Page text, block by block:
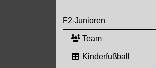
F2-Junioren
Team
Kinderfußball